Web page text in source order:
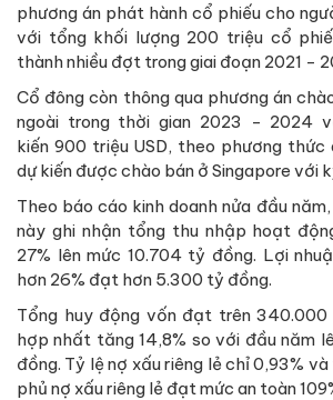
phương án phát hành cổ phiếu cho
với tổng khối lượng 200 triệu cổ
thành nhiều đợt trong giai đoạn 2021 -
Cổ đông còn thông qua phương án
ngoài trong thời gian 2023 - 2024
kiến 900 triệu USD, theo phương thức
dự kiến được chào bán ở Singapore với
Theo báo cáo kinh doanh nửa đầu
này ghi nhận tổng thu nhập hoạt
27% lên mức 10.704 tỷ đồng. Lợi
hơn 26% đạt hơn 5.300 tỷ đồng.
Tổng huy động vốn đạt trên
hợp nhất tăng 14,8% so với đầu năm
đồng. Tỷ lệ nợ xấu riêng lẻ chỉ 0,93%
phủ nợ xấu riêng lẻ đạt mức an toàn